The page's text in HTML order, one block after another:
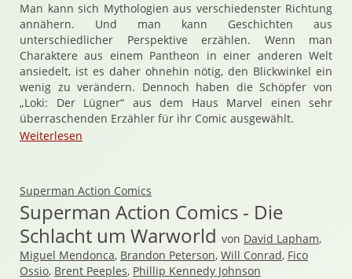
Man kann sich Mythologien aus verschiedenster Richtung
annähern. Und man kann Geschichten aus
unterschiedlicher Perspektive erzählen. Wenn man
Charaktere aus einem Pantheon in einer anderen Welt
ansiedelt, ist es daher ohnehin nötig, den Blickwinkel ein
wenig zu verändern. Dennoch haben die Schöpfer von
„Loki: Der Lügner“ aus dem Haus Marvel einen sehr
überraschenden Erzähler für ihr Comic ausgewählt.
Weiterlesen
Superman Action Comics
Superman Action Comics - Die
Schlacht um Warworld von David Lapham,
Miguel Mendonca, Brandon Peterson, Will Conrad, Fico
Ossio, Brent Peeples, Phillip Kennedy Johnson